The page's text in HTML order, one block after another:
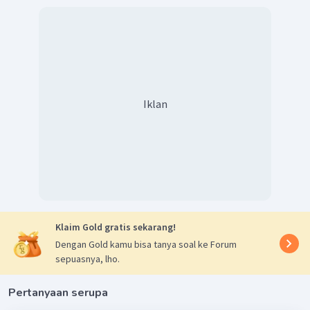
Iklan
Klaim Gold gratis sekarang!
Dengan Gold kamu bisa tanya soal ke Forum
sepuasnya, lho.
Pertanyaan serupa